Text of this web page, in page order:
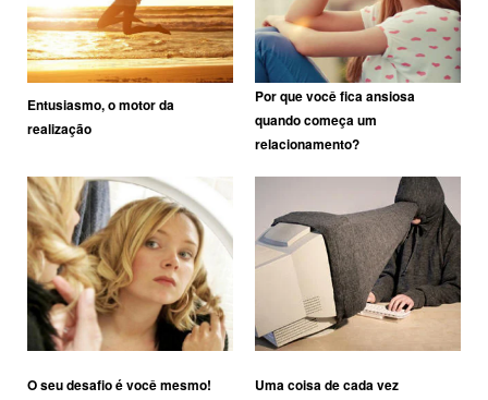
Entusiasmo, o motor da
realização
Por que você fica ansiosa
quando começa um
relacionamento?
O seu desafio é você mesmo! Uma coisa de cada vez